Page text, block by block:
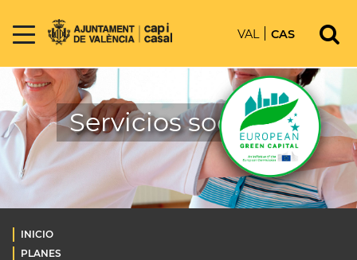
VAL CAS
Servicios sociales
INICIO
PLANES